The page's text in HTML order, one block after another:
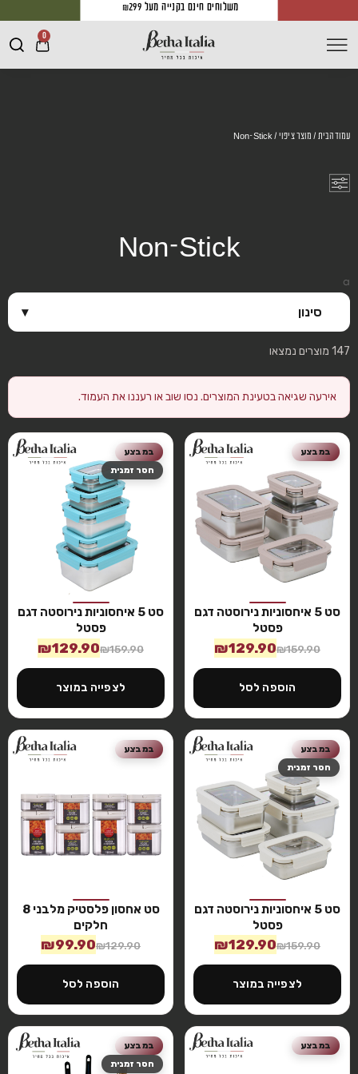
משלוחים חינם בקנייה מעל ₪299
0
עמוד הבית/ מוצר ציפוי / Non-Stick
Non-Stick
a
סינון ▾
147 מוצרים נמצאו
אירעה שגיאה בטעינת המוצרים. נסו שוב או רעננו את העמוד.
במבצע
סט 5 איחסוניות נירוסטה דגם
פסטל
₪159.90
₪129.90
הוספה לסל
במבצע
חסר זמנית
סט 5 איחסוניות נירוסטה דגם
פסטל
₪159.90
₪129.90
לצפייה במוצר
במבצע
חסר זמנית
סט 5 איחסוניות נירוסטה דגם
פסטל
₪159.90
₪129.90
לצפייה במוצר
במבצע
סט אחסון פלסטיק מלבני 8
חלקים
₪129.90
₪99.90
הוספה לסל
במבצע
במבצע
חסר זמנית